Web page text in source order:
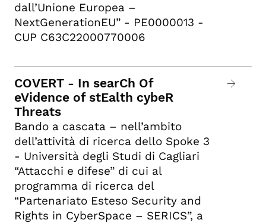
dall’Unione Europea –
NextGenerationEU” - PE0000013 -
CUP C63C22000770006
COVERT - In searCh Of
eVidence of stEalth cybeR
Threats
Bando a cascata – nell’ambito
dell’attività di ricerca dello Spoke 3
- Università degli Studi di Cagliari
“Attacchi e difese” di cui al
programma di ricerca del
“Partenariato Esteso Security and
Rights in CyberSpace – SERICS”, a